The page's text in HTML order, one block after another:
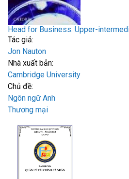
Head for Business: Upper-
Tác giả:
Jon Nauton
Nhà xuất bản:
Cambridge University
Chủ đề:
Ngôn ngữ Anh
Thương mại